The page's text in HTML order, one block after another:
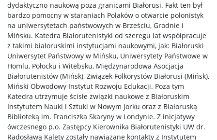
dydaktyczno-naukową poza granicami Białorusi. Fakt ten był
bardzo pomocny w staraniach Polaków o otwarcie polonistyk
na uniwersytetach państwowych w Brześciu, Grodnie i
Mińsku. Katedra Białorutenistyki od szeregu lat współpracuje
z takimi białoruskimi instytucjami naukowymi, jak: Białoruski
Uniwersytet Państwowy w Mińsku, Uniwersytety Państwowe w
Homlu, Połocku i Witebsku, Międzynarodowa Asocjacja
Białorutenistów (Mińsk), Związek Folkorystów Białorusi (Mińsk),
Miński Obwodowy Instytut Rozwoju Edukacji. Poza tym
Katedra utrzymuje ścisłe związki naukowe z Białoruskim
Instytutem Nauki i Sztuki w Nowym Jorku oraz z Białoruską
Biblioteką im. Franciszka Skaryny w Londynie. Z inicjatywy
ówczesnego p.o. Zastępcy Kierownika Białorutenistyki UW dr.
Radosława Kalety zostały nawiązane kontakty z Instytutem